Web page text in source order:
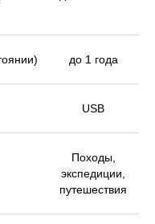
до 1 года
USB
Походы,
экспедиции,
путешествия